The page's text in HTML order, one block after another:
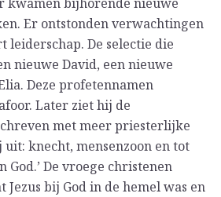
Er ontstonden verwachtingen
leiderschap. De selectie die
nieuwe David, een nieuwe
Deze profetennamen
Later ziet hij de
met meer priesterlijke
knecht, mensenzoon en tot
God.’ De vroege christenen
Jezus bij God in de hemel was en